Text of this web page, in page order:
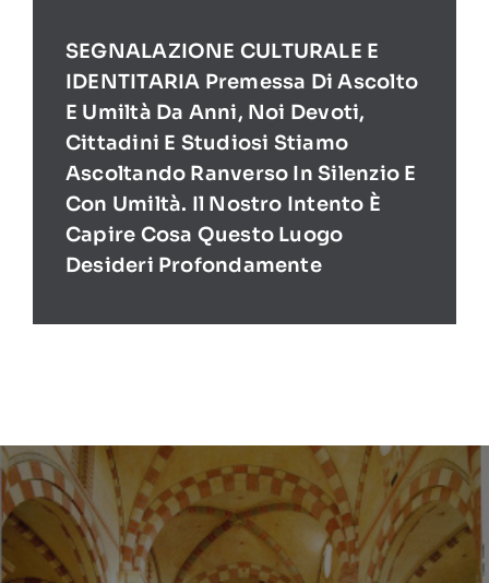
SEGNALAZIONE CULTURALE E
IDENTITARIA Premessa Di Ascolto
E Umiltà Da Anni, Noi Devoti,
Cittadini E Studiosi Stiamo
Ascoltando Ranverso In Silenzio E
Con Umiltà. Il Nostro Intento È
Capire Cosa Questo Luogo
Desideri Profondamente